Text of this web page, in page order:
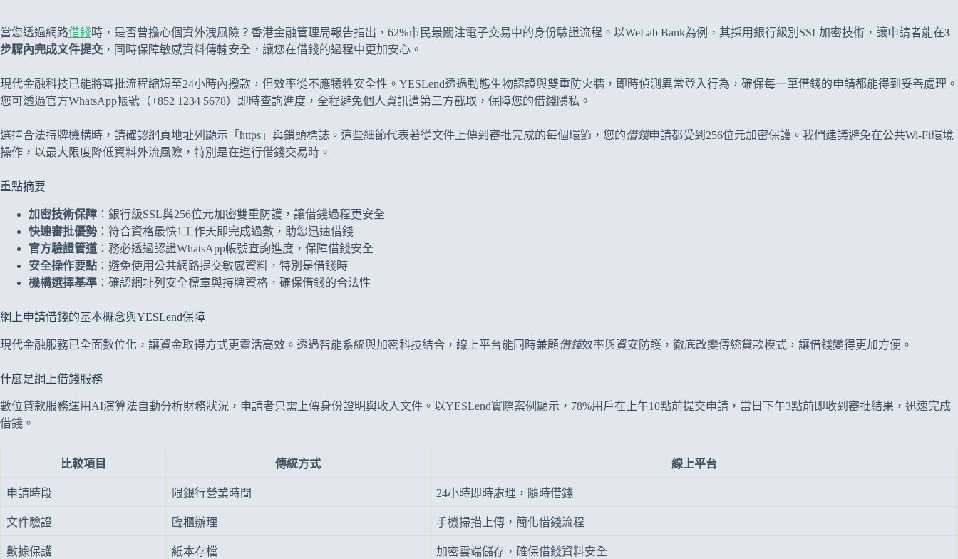
當您透過網路借錢時，是否曾擔心個資外洩風險？香港金融管理局報告指出，62%市民最關注電子交易中的身份驗證流程。以WeLab Bank為例，其採用銀行級別SSL加密技術，讓申請者能在3
步驟內完成文件提交 ，同時保障敏感資料傳輸安全，讓您在借錢的過程中更加安心。
現代金融科技已能將審批流程縮短至24小時內撥款，但效率從不應犧牲安全性。YESLend透過動態生物認證與雙重防火牆，即時偵測異常登入行為，確保每一筆借錢的申請都能得到妥善處理。
您可透過官方WhatsApp帳號（+852 1234 5678）即時查詢進度，全程避免個人資訊遭第三方截取，保障您的借錢隱私。
選擇合法持牌機構時，請確認網頁地址列顯示「https」與鎖頭標誌。這些細節代表著從文件上傳到審批完成的每個環節，您的借錢申請都受到256位元加密保護。我們建議避免在公共Wi-Fi環境
操作，以最大限度降低資料外流風險，特別是在進行借錢交易時。
重點摘要
加密技術保障 ：銀行級SSL與256位元加密雙重防護，讓借錢過程更安全
快速審批優勢：符合資格最快1工作天即完成過數，助您迅速借錢
官方驗證管道 ：務必透過認證WhatsApp帳號查詢進度，保障借錢安全
安全操作要點 ：避免使用公共網路提交敏感資料，特別是借錢時
機構選擇基準 ：確認網址列安全標章與持牌資格，確保借錢的合法性
網上申請借錢的基本概念與YESLend保障
現代金融服務已全面數位化，讓資金取得方式更靈活高效。透過智能系統與加密科技結合，線上平台能同時兼顧借錢效率與資安防護，徹底改變傳統貸款模式，讓借錢變得更加方便。
什麼是網上借錢服務
數位貸款服務運用AI演算法自動分析財務狀況，申請者只需上傳身份證明與收入文件。以YESLend實際案例顯示，78%用戶在上午10點前提交申請，當日下午3點前即收到審批結果，迅速完成
借錢。
比較項目 傳統方式 線上平台
申請時段 限銀行營業時間 24小時即時處理，隨時借錢
文件驗證 臨櫃辦理 手機掃描上傳，簡化借錢流程
數據保護 紙本存檔
加密雲端儲存，確保借錢資料安全